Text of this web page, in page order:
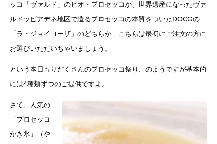
ッコ「ヴァルド」のビオ・プロセッコか、世界遺産になったヴァ
ルドッビアデネ地区で造るプロセッコの本質をついたDOCGの
「ラ・ジョイヨーザ」のどちらか、こちらは最初にご注文の方に
お選びいただいちゃいましょう。
という本日もりだくさんのプロセッコ祭り、のようですが基本的
には4種類ずつのご提供ですよ。
さて、人気の
「プロセッコ
かき氷」（や